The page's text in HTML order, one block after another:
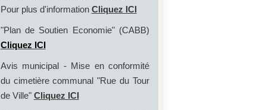
Pour plus d'information Cliquez ICI
"Plan de Soutien Economie" (CABB)
Cliquez ICI
Avis municipal - Mise en conformité
du cimetière communal "Rue du Tour
de Ville" Cliquez ICI